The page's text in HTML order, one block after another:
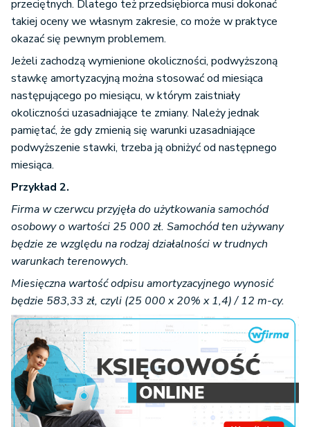
przeciętnych. Dlatego też przedsiębiorca musi dokonać
takiej oceny we własnym zakresie, co może w praktyce
okazać się pewnym problemem.
Jeżeli zachodzą wymienione okoliczności, podwyższoną
stawkę amortyzacyjną można stosować od miesiąca
następującego po miesiącu, w którym zaistniały
okoliczności uzasadniające te zmiany. Należy jednak
pamiętać, że gdy zmienią się warunki uzasadniające
podwyższenie stawki, trzeba ją obniżyć od następnego
miesiąca.
Przykład 2.
Firma w czerwcu przyjęła do użytkowania samochód
osobowy o wartości 25 000 zł. Samochód ten używany
będzie ze względu na rodzaj działalności w trudnych
warunkach terenowych.
Miesięczna wartość odpisu amortyzacyjnego wynosić
będzie 583,33 zł, czyli (25 000 x 20% x 1,4) / 12 m-cy.